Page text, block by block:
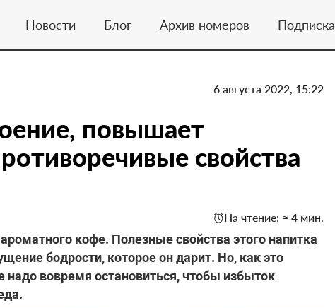
Новости Блог Архив номеров Подписка
6 августа 2022, 15:22
повышает
свойства
На чтение: ≈ 4 мин.
кофе. Полезные свойства этого напитка
бодрости, которое он дарит. Но, как это
надо вовремя остановиться, чтобы избыток